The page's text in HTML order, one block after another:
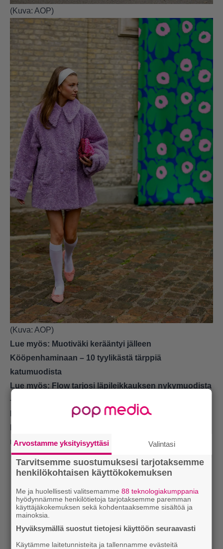
(Kuva: AOP)
(Kuva: AOP)
Lue myös: Muotiväki kerääntyi jälleen
Kööpenhaminaan – 10 tyylikästä tärppiä
katumuodista
Lue myös: Flow tarjosi läpileikkauksen nykymuodista
– pukeutumisella haluttiin erottua, mutta ei liikaa
Angelina Jolien matkustustyyli rakentui
nilkkoihin
Arvostamme yksityisyyttäsi Valintasi
Tarvitsemme suostumuksesi tarjotaksemme
henkilökohtaisen käyttökokemuksen
Me ja huolellisesti valitsemamme88 teknologiakumppania
hyödynnämme henkilötietoja tarjotaksemme paremman
käyttäjäkokemuksen sekä kohdentaaksemme sisältöä ja
mainoksia.
Hyväksymällä suostut tietojesi käyttöön seuraavasti
Käytämme laitetunnisteita ja tallennamme evästeitä